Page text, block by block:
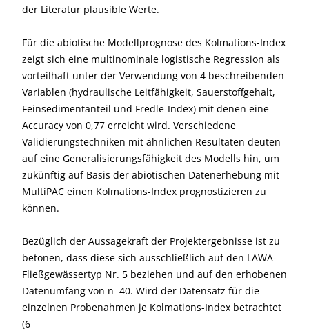
der Literatur plausible Werte.
Für die abiotische Modellprognose des Kolmations-Index
zeigt sich eine multinominale logistische Regression als
vorteilhaft unter der Verwendung von 4 beschreibenden
Variablen (hydraulische Leitfähigkeit, Sauerstoffgehalt,
Feinsedimentanteil und Fredle-Index) mit denen eine
Accuracy von 0,77 erreicht wird. Verschiedene
Validierungstechniken mit ähnlichen Resultaten deuten
auf eine Generalisierungsfähigkeit des Modells hin, um
zukünftig auf Basis der abiotischen Datenerhebung mit
MultiPAC einen Kolmations-Index prognostizieren zu
können.
Bezüglich der Aussagekraft der Projektergebnisse ist zu
betonen, dass diese sich ausschließlich auf den LAWA-
Fließgewässertyp Nr. 5 beziehen und auf den erhobenen
Datenumfang von n=40. Wird der Datensatz für die
einzelnen Probenahmen je Kolmations-Index betrachtet
(6